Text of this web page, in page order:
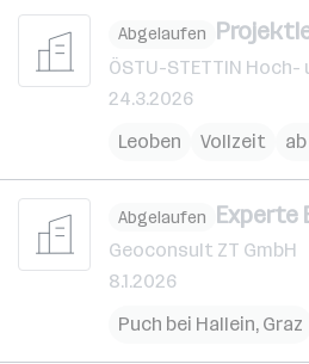
Abgelaufen
ÖSTU-STETTIN
24.3.2026
Leoben
Vollzeit
Abgelaufen Experte
Geoconsult ZT GmbH
8.1.2026
Puch bei Hallein, Graz